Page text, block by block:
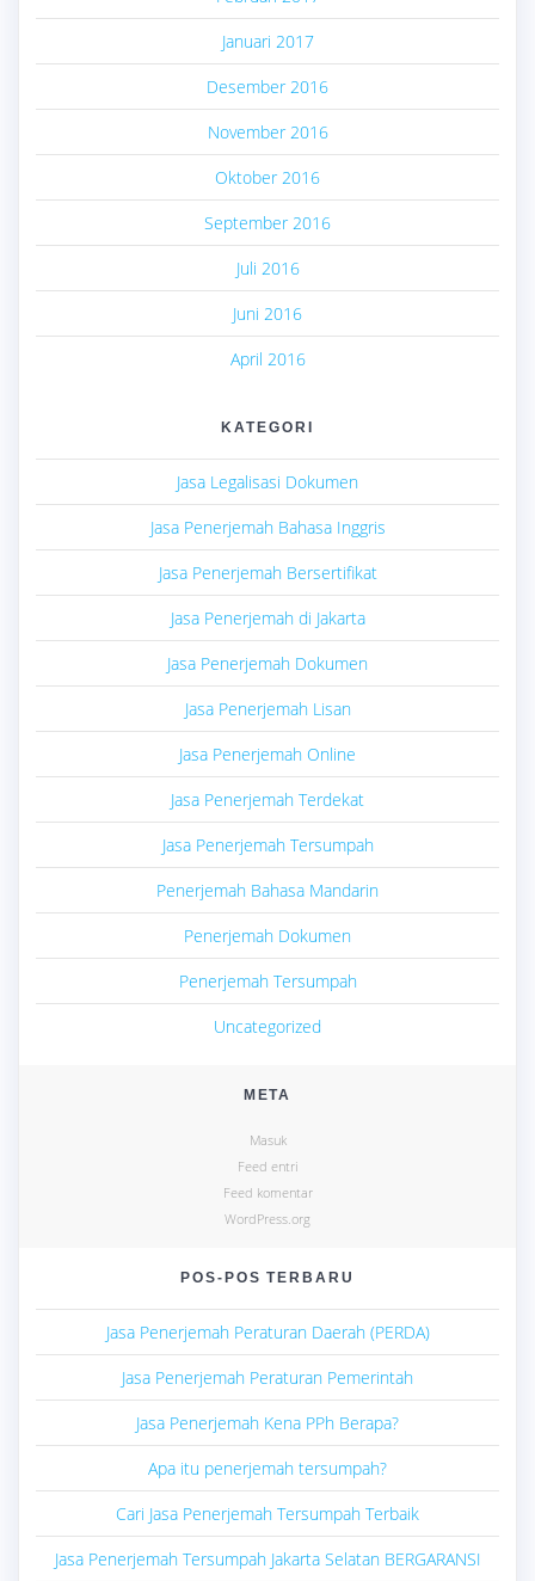
Januari 2017
Desember 2016
November 2016
Oktober 2016
September 2016
Juli 2016
Juni 2016
April 2016
KATEGORI
Jasa Legalisasi Dokumen
Jasa Penerjemah Bahasa Inggris
Jasa Penerjemah Bersertifikat
Jasa Penerjemah di Jakarta
Jasa Penerjemah Dokumen
Jasa Penerjemah Lisan
Jasa Penerjemah Online
Jasa Penerjemah Terdekat
Jasa Penerjemah Tersumpah
Penerjemah Bahasa Mandarin
Penerjemah Dokumen
Penerjemah Tersumpah
Uncategorized
META
Masuk
Feed entri
Feed komentar
WordPress.org
POS-POS TERBARU
Jasa Penerjemah Peraturan Daerah (PERDA)
Jasa Penerjemah Peraturan Pemerintah
Jasa Penerjemah Kena PPh Berapa?
Apa itu penerjemah tersumpah?
Cari Jasa Penerjemah Tersumpah Terbaik
Jasa Penerjemah Tersumpah Jakarta Selatan BERGARANSI